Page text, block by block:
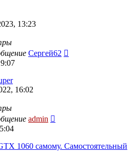
13:23
Сергей62
16:02
admin
1060 самому. Самостоятельный